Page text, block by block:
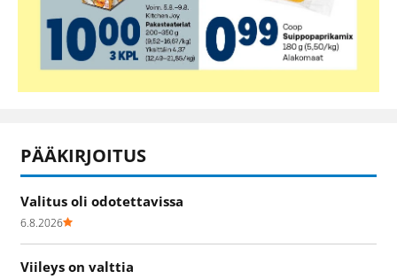
PÄÄKIRJOITUS
Valitus oli odotettavissa
6.8.2026
Viileys on valttia